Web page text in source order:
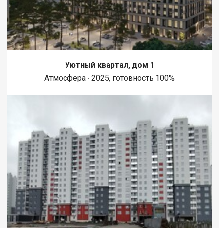
Уютный квартал, дом 1
Атмосфера ∙ 2025, готовность 100%